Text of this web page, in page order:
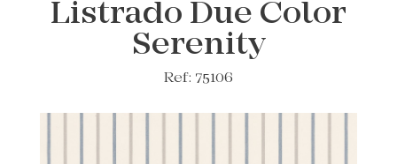
Listrado Due Color
Serenity
Ref: 75106